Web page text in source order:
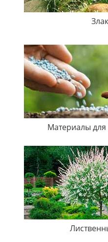
Материалы для